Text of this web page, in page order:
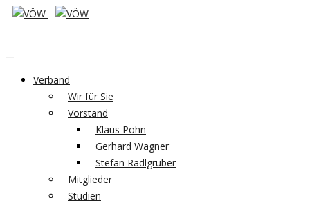
Verband
Wir für Sie
Vorstand
Klaus Pohn
Gerhard Wagner
Stefan Radlgruber
Mitglieder
Studien